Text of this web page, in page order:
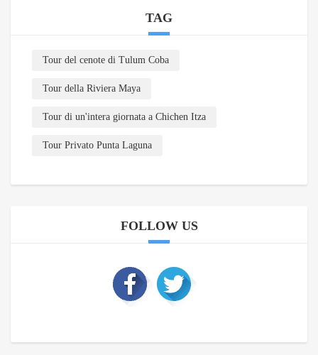
TAG
Tour del cenote di Tulum Coba
Tour della Riviera Maya
Tour di un'intera giornata a Chichen Itza
Tour Privato Punta Laguna
FOLLOW US